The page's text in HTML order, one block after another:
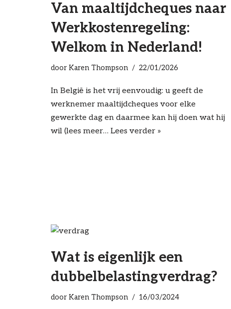
Van maaltijdcheques naar
Werkkostenregeling:
Welkom in Nederland!
doorKaren Thompson 22/01/2026
In België is het vrij eenvoudig: u geeft de
werknemer maaltijdcheques voor elke
gewerkte dag en daarmee kan hij doen wat hij
wil (lees meer… Lees verder »
Wat is eigenlijk een
dubbelbelastingverdrag?
doorKaren Thompson 16/03/2024